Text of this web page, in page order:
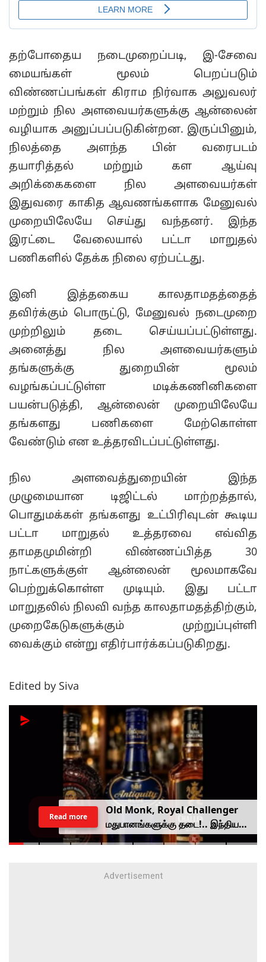
தற்போதைய நடைமுறைப்படி, இ-சேவை
மையங்கள் மூலம் பெறப்படும்
விண்ணப்பங்கள் கிராம நிர்வாக அலுவலர்
மற்றும் நில அளவையர்களுக்கு ஆன்லைன்
வழியாக அனுப்பப்படுகின்றன. இருப்பினும்,
நிலத்தை அளந்த பின் வரைபடம்
தயாரித்தல் மற்றும் கள ஆய்வு
அறிக்கைகளை நில அளவையர்கள்
இதுவரை காகித ஆவணங்களாக மேனுவல்
முறையிலேயே செய்து வந்தனர். இந்த
இரட்டை வேலையால் பட்டா மாறுதல்
பணிகளில் தேக்க நிலை ஏற்பட்டது.
இனி இத்தகைய காலதாமதத்தைத்
தவிர்க்கும் பொருட்டு, மேனுவல் நடைமுறை
முற்றிலும் தடை செய்யப்பட்டுள்ளது.
அனைத்து நில அளவையர்களும்
தங்களுக்கு துறையின் மூலம்
வழங்கப்பட்டுள்ள மடிக்கணினிகளை
பயன்படுத்தி, ஆன்லைன் முறையிலேயே
தங்களது பணிகளை மேற்கொள்ள
வேண்டும் என உத்தரவிடப்பட்டுள்ளது.
நில அளவைத்துறையின் இந்த
முழுமையான டிஜிட்டல் மாற்றத்தால்,
பொதுமக்கள் தங்களது உட்பிரிவுடன் கூடிய
பட்டா மாறுதல் உத்தரவை எவ்வித
தாமதமுமின்றி விண்ணப்பித்த 30
நாட்களுக்குள் ஆன்லைன் மூலமாகவே
பெற்றுக்கொள்ள முடியும். இது பட்டா
மாறுதலில் நிலவி வந்த காலதாமதத்திற்கும்,
முறைகேடுகளுக்கும் முற்றுப்புள்ளி
வைக்கும் என்று எதிர்பார்க்கப்படுகிறது.
Edited by Siva
Old Monk, Royal Challenger
மதுபானங்களுக்கு தடை!.. இந்திய
உணவு பாதுகாப்பு ஆணையம் அதிரடி.
Read more